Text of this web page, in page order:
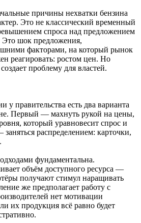
причины нехватки бензина
Это не классический временный
спроса над предложением
шок предложения,
факторами, на который рынок
реагировать: ростом цен. Но
проблему для властей.
у правительства есть два варианта
Первый — махнуть рукой на цены,
который уравновесит спрос и
распределением: карточки,
фундаментальна.
объём доступного ресурса —
получают стимул наращивать
же предполагает работу с
нет мотивации
их продукция всё равно будет